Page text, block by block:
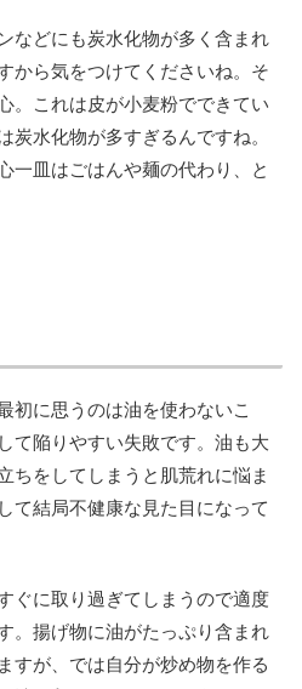
などにも炭水化物が多く含まれ
から気をつけてくださいね。そ
。これは皮が小麦粉でできてい
炭水化物が多すぎるんですね。
一皿はごはんや麺の代わり、と
初に思うのは油を使わないこ
て陥りやすい失敗です。油も大
ちをしてしまうと肌荒れに悩ま
て結局不健康な見た目になって
ぐに取り過ぎてしまうので適度
。揚げ物に油がたっぷり含まれ
すが、では自分が炒め物を作る